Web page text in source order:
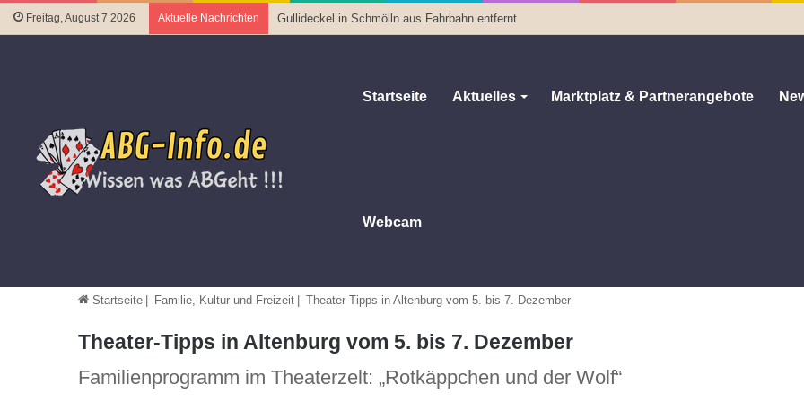
Freitag, August 7 2026 Aktuelle Nachrichten Gullideckel in Schmölln aus Fahrbahn entfernt
Startseite Aktuelles Marktplatz & Partnerangebote
Webcam
Startseite Familie, Kultur und Freizeit Theater-Tipps in Altenburg vom 5. bis 7. Dezember
Theater-Tipps in Altenburg vom 5. bis 7. Dezember
Familienprogramm im Theaterzelt: „Rotkäppchen und der Wolf“